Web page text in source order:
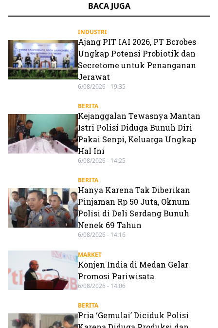
BACA JUGA
INDUSTRI
Ajang PIT IAI 2026, PT Bcrobes
Ungkap Potensi Probiotik dan
Secretome untuk Penanganan
Jerawat
6/08/2026 - 19:35
BERITA
Kejanggalan Tewasnya Mantan
Istri Polisi Diduga Bunuh Diri
Pakai Senpi, Keluarga Ungkap
Hal Ini
6/08/2026 - 14:25
BERITA
Hanya Karena Tak Diberikan
Pinjaman Rp 50 Juta, Oknum
Polisi di Deli Serdang Bunuh
Nenek 69 Tahun
6/08/2026 - 14:16
MARKET
Konjen India di Medan Gelar
Promosi Pariwisata
6/08/2026 - 14:06
BERITA
Pria ‘Gemulai’ Diciduk Polisi